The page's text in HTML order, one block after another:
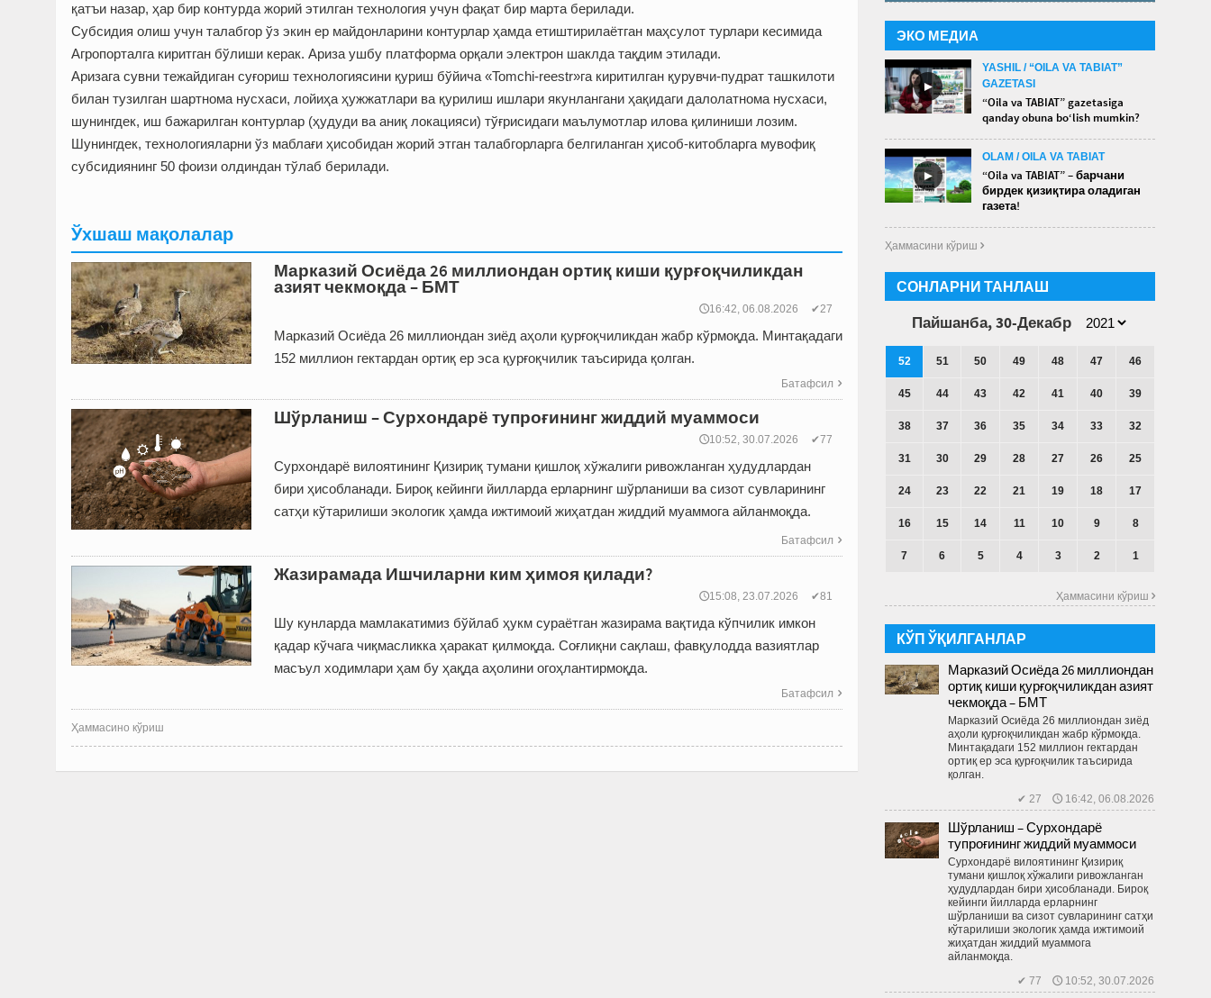
қатъи назар, ҳар бир контурда жорий этилган технология учун фақат бир марта берилади.
Субсидия олиш учун талабгор ўз экин ер майдонларини контурлар ҳамда етиштирилаётган маҳсулот турлари кесимида
Агропорталга киритган бўлиши керак. Ариза ушбу платформа орқали электрон шаклда тақдим этилади.
Аризага сувни тежайдиган суғориш технологиясини қуриш бўйича «Tomchi-reestr»га киритилган қурувчи-пудрат ташкилоти
билан тузилган шартнома нусхаси, лойиҳа ҳужжатлари ва қурилиш ишлари якунлангани ҳақидаги далолатнома нусхаси,
шунингдек, иш бажарилган контурлар (ҳудуди ва аниқ локацияси) тўғрисидаги маълумотлар илова қилиниши лозим.
Шунингдек, технологияларни ўз маблағи ҳисобидан жорий этган талабгорларга белгиланган ҳисоб-китобларга мувофиқ
субсидиянинг 50 фоизи олдиндан тўлаб берилади.
Ўхшаш мақолалар
Марказий Осиёда 26 миллиондан ортиқ киши қурғоқчиликдан
азият чекмоқда – БМТ
🕔16:42, 06.08.2026 ✔27
Марказий Осиё­да 26 миллиондан зиёд аҳоли қурғоқчиликдан жабр кўрмоқда. Минтақадаги
152 миллион гектардан ортиқ ер эса қурғоқчилик таъсирида қолган.
Батафсил 
Шўрланиш – Сурхондарё тупроғининг жиддий муаммоси
🕔10:52, 30.07.2026 ✔77
Сурхондарё вилоятининг Қизириқ тумани қишлоқ хўжалиги ривожланган ҳудудлардан
бири ҳисобланади. Бироқ кейинги йилларда ерларнинг шўрланиши ва сизот сувларининг
сатҳи кўтарилиши экологик ҳамда ижтимоий жиҳатдан жиддий муаммога айланмоқда.
Батафсил 
Жазирамада Ишчиларни ким ҳимоя қилади?
🕔15:08, 23.07.2026 ✔81
Шу кунларда мамлакатимиз бўйлаб ҳукм сураётган жазирама вақтида кўпчилик имкон
қадар кўчага чиқмасликка ҳаракат қилмоқда. Соғлиқни сақлаш, фавқулодда вазиятлар
масъул ходимлари ҳам бу ҳақда аҳолини огоҳлантирмоқда.
Батафсил 
Ҳаммасино кўриш
ЭКО МЕДИА
►
YASHIL / “OILA VA TABIAT”
GAZETASI
“Oila va TABIAT” gazetasiga
qanday obuna bo‘lish mumkin?
►
OLAM / OILA VA TABIAT
“Oila va TABIAT” – барчани
бирдек қизиқтира оладиган
газета!
Ҳаммасини кўриш 
СОНЛАРНИ ТАНЛАШ
Пайшанба, 30-Декабр
52 51 50 49 48 47 46
45 44 43 42 41 40 39
38 37 36 35 34 33 32
31 30 29 28 27 26 25
24 23 22 21 19 18 17
16 15 14 11 10 9 8
7 6 5 4 3 2 1
Ҳаммасини кўриш 
КЎП ЎҚИЛГАНЛАР
Марказий Осиёда 26 миллиондан
ортиқ киши қурғоқчиликдан азият
чекмоқда – БМТ
Марказий Осиё­да 26 миллиондан зиёд
аҳоли қурғоқчиликдан жабр кўрмоқда.
Минтақадаги 152 миллион гектардан
ортиқ ер эса қурғоқчилик таъсирида
қолган.
✔ 27 🕔 16:42, 06.08.2026
Шўрланиш – Сурхондарё
тупроғининг жиддий муаммоси
Сурхондарё вилоятининг Қизириқ
тумани қишлоқ хўжалиги ривожланган
ҳудудлардан бири ҳисобланади. Бироқ
кейинги йилларда ерларнинг
шўрланиши ва сизот сувларининг сатҳи
кўтарилиши экологик ҳамда ижтимоий
жиҳатдан жиддий муаммога
айланмоқда.
✔ 77 🕔 10:52, 30.07.2026